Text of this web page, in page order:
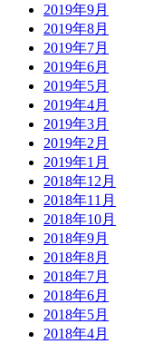
2019年9月
2019年8月
2019年7月
2019年6月
2019年5月
2019年4月
2019年3月
2019年2月
2019年1月
2018年12月
2018年11月
2018年10月
2018年9月
2018年8月
2018年7月
2018年6月
2018年5月
2018年4月